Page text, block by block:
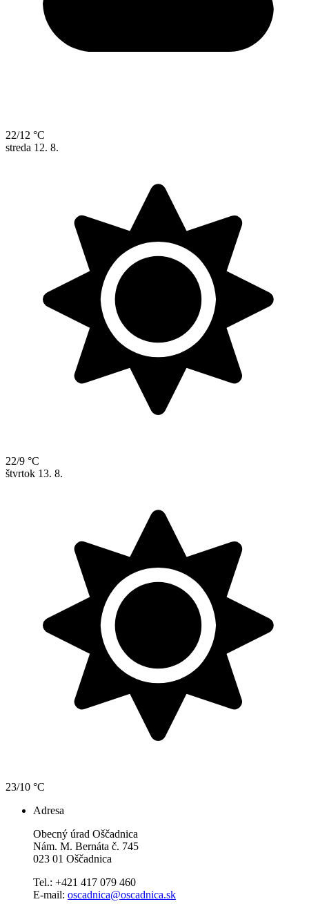
22/12 °C
streda 12. 8.
22/9 °C
štvrtok 13. 8.
23/10 °C
Adresa
Obecný úrad Oščadnica
Nám. M. Bernáta č. 745
023 01 Oščadnica
Tel.: +421 417 079 460
E-mail: oscadnica@oscadnica.sk